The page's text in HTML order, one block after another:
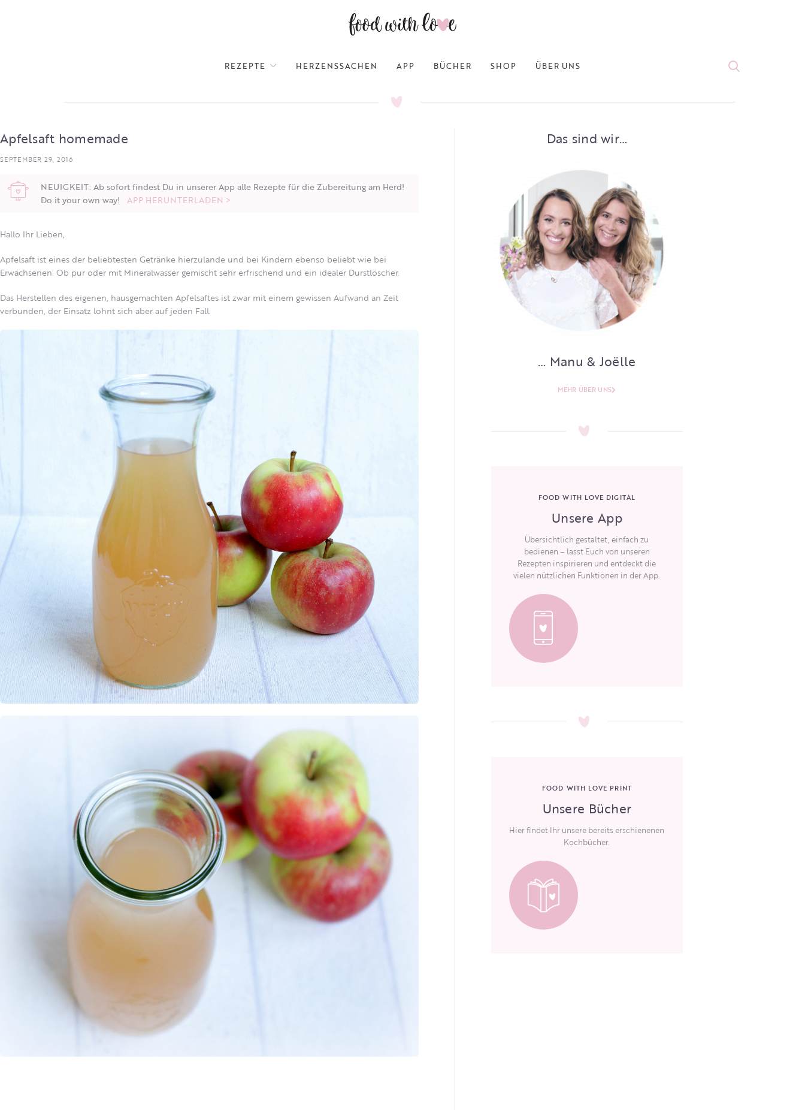
REZEPTE HERZENSSACHEN APP BÜCHER SHOP ÜBER UNS
Apfelsaft homemade
SEPTEMBER 29, 2016
NEUIGKEIT: Ab sofort findest Du in unserer App alle Rezepte für die Zubereitung am Herd!
Do it your own way! APP HERUNTERLADEN >
Hallo Ihr Lieben,
Apfelsaft ist eines der beliebtesten Getränke hierzulande und bei Kindern ebenso beliebt wie bei
Erwachsenen. Ob pur oder mit Mineralwasser gemischt sehr erfrischend und ein idealer Durstlöscher.
Das Herstellen des eigenen, hausgemachten Apfelsaftes ist zwar mit einem gewissen Aufwand an Zeit
verbunden, der Einsatz lohnt sich aber auf jeden Fall.
Das sind wir…
… Manu & Joëlle
MEHR ÜBER UNS
FOOD WITH LOVE DIGITAL
Unsere App
Übersichtlich gestaltet, einfach zu
bedienen – lasst Euch von unseren
Rezepten inspirieren und entdeckt die
vielen nützlichen Funktionen in der App.
FOOD WITH LOVE PRINT
Unsere Bücher
Hier findet Ihr unsere bereits erschienenen
Kochbücher.